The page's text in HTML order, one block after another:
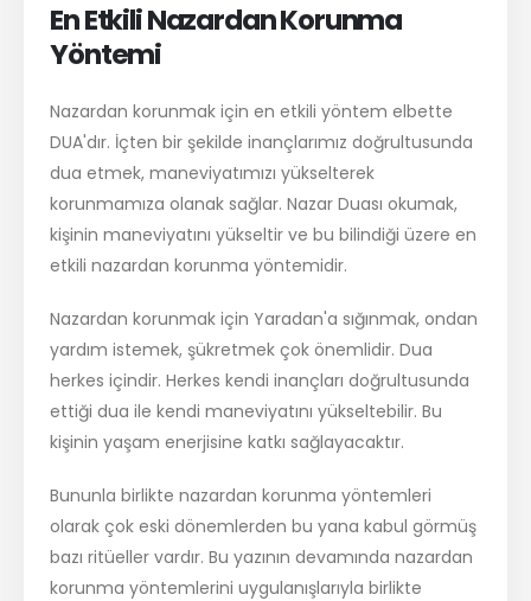
En Etkili Nazardan Korunma
Yöntemi
Nazardan korunmak için en etkili yöntem elbette
DUA'dır. İçten bir şekilde inançlarımız doğrultusunda
dua etmek, maneviyatımızı yükselterek
korunmamıza olanak sağlar. Nazar Duası okumak,
kişinin maneviyatını yükseltir ve bu bilindiği üzere en
etkili nazardan korunma yöntemidir.
Nazardan korunmak için Yaradan'a sığınmak, ondan
yardım istemek, şükretmek çok önemlidir. Dua
herkes içindir. Herkes kendi inançları doğrultusunda
ettiği dua ile kendi maneviyatını yükseltebilir. Bu
kişinin yaşam enerjisine katkı sağlayacaktır.
Bununla birlikte nazardan korunma yöntemleri
olarak çok eski dönemlerden bu yana kabul görmüş
bazı ritüeller vardır. Bu yazının devamında nazardan
korunma yöntemlerini uygulanışlarıyla birlikte